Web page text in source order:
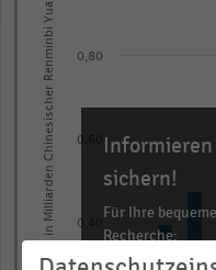
bars.
The
chart
has
axis
displaying
categories.
Betriebsergebnis in Milliarden Chinesischer Renminbi Yuan 0,40
0,60
0,80
sichern!
Für Ihre
Recherche: